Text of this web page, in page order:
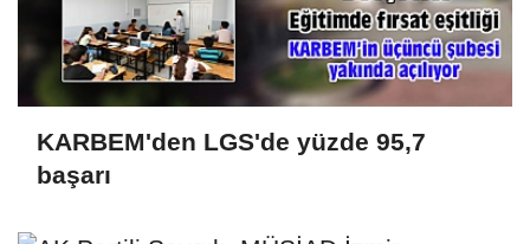
KARBEM'den LGS'de yüzde 95,7
başarı